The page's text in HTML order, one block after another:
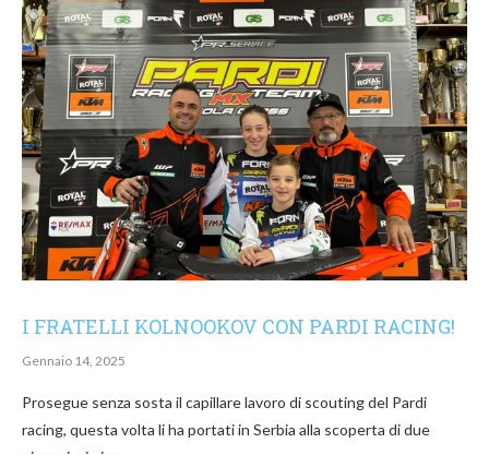
I FRATELLI KOLNOOKOV CON PARDI RACING!
Gennaio 14, 2025
Prosegue senza sosta il capillare lavoro di scouting del Pardi
racing, questa volta li ha portati in Serbia alla scoperta di due